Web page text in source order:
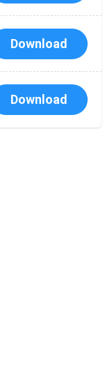
Download
Download